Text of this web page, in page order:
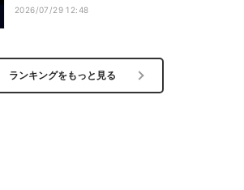
2026/07/29 12:48
ランキングをもっと見る